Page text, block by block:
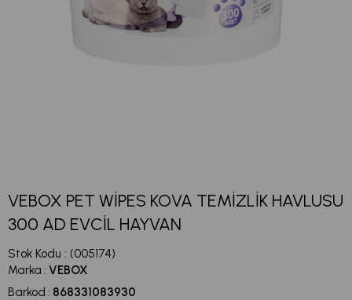
VEBOX PET WİPES KOVA TEMİZLİK HAVLUSU
300 AD EVCİL HAYVAN
Stok Kodu
(005174)
Marka : VEBOX
Barkod : 868331083930